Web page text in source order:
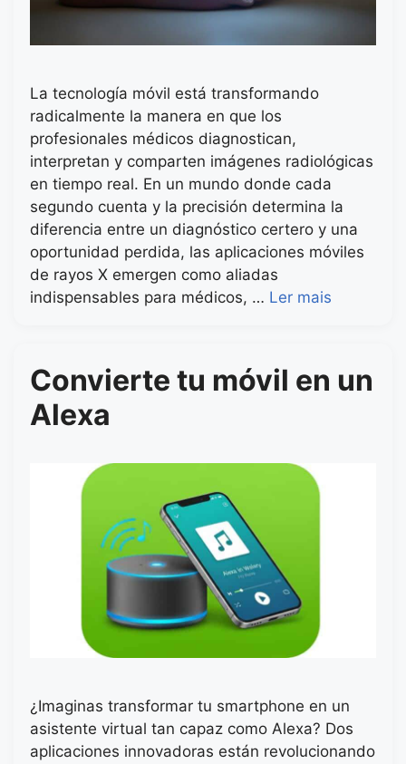
La tecnología móvil está transformando
radicalmente la manera en que los
profesionales médicos diagnostican,
interpretan y comparten imágenes radiológicas
en tiempo real. En un mundo donde cada
segundo cuenta y la precisión determina la
diferencia entre un diagnóstico certero y una
oportunidad perdida, las aplicaciones móviles
de rayos X emergen como aliadas
indispensables para médicos, … Ler mais
Convierte tu móvil en un
Alexa
¿Imaginas transformar tu smartphone en un
asistente virtual tan capaz como Alexa? Dos
aplicaciones innovadoras están revolucionando